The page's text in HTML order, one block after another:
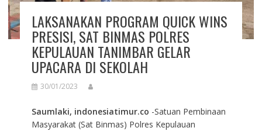
LAKSANAKAN PROGRAM QUICK WINS
PRESISI, SAT BINMAS POLRES
KEPULAUAN TANIMBAR GELAR
UPACARA DI SEKOLAH
30/01/2023
Saumlaki, indonesiatimur.co -Satuan Pembinaan
Masyarakat (Sat Binmas) Polres Kepulauan